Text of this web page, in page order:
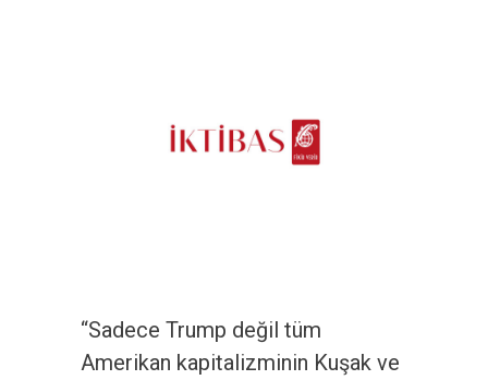
“Sadece Trump değil tüm
Amerikan kapitalizminin Kuşak ve